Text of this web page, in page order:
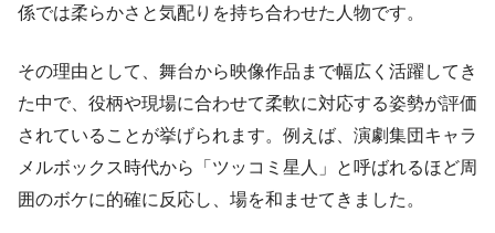
係では柔らかさと気配りを持ち合わせた人物です。
その理由として、舞台から映像作品まで幅広く活躍してき
た中で、役柄や現場に合わせて柔軟に対応する姿勢が評価
されていることが挙げられます。例えば、演劇集団キャラ
メルボックス時代から「ツッコミ星人」と呼ばれるほど周
囲のボケに的確に反応し、場を和ませてきました。